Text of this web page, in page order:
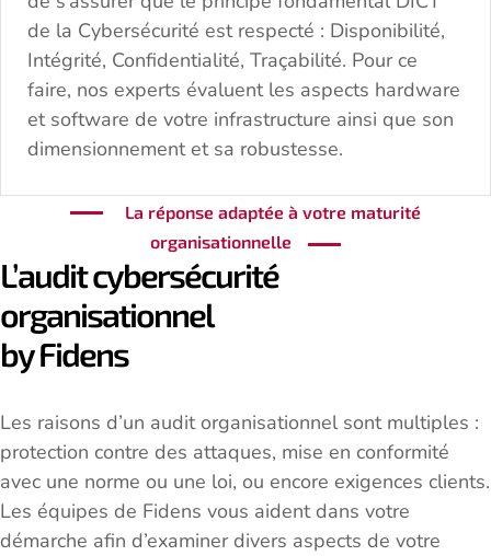
de la Cybersécurité est respecté : Disponibilité,
Intégrité, Confidentialité, Traçabilité. Pour ce
faire, nos experts évaluent les aspects hardware
et software de votre infrastructure ainsi que son
dimensionnement et sa robustesse.
La réponse adaptée à votre maturité
organisationnelle
L’audit cybersécurité
organisationnel
by Fidens
Les raisons d’un audit organisationnel sont multiples :
protection contre des attaques, mise en conformité
avec une norme ou une loi, ou encore exigences clients.
Les équipes de Fidens vous aident dans votre
démarche afin d’examiner divers aspects de votre